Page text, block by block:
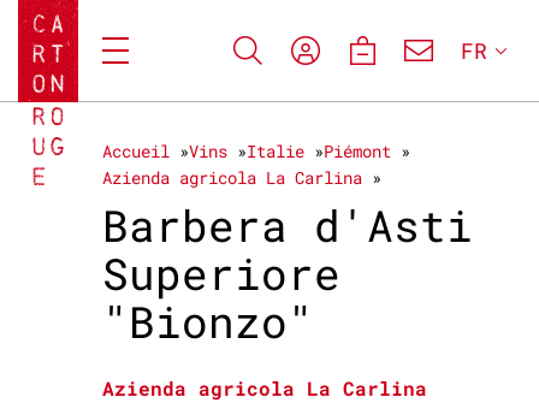
FR
Accueil Vins Italie
Piémont
Azienda agricola La Carlina
Barbera d'Asti
Superiore
"Bionzo"
Azienda agricola La Carlina